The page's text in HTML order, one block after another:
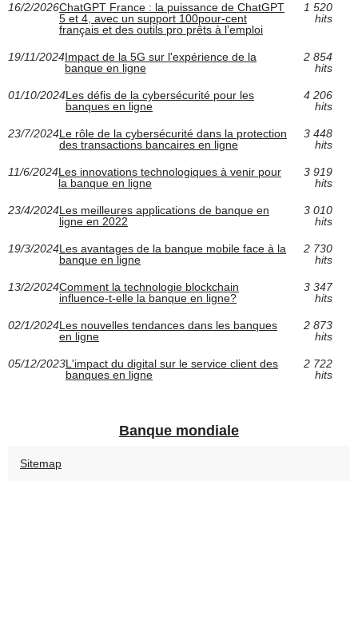
16/2/2026ChatGPT France : la puissance de ChatGPT
5 et 4, avec un support 100pour-cent
français et des outils pro prêts à l’emploi
1 520
hits
19/11/2024Impact de la 5G sur l'expérience de la
banque en ligne
2 854
hits
01/10/2024Les défis de la cybersécurité pour les
banques en ligne
4 206
hits
23/7/2024Le rôle de la cybersécurité dans la protection
des transactions bancaires en ligne
3 448
hits
11/6/2024Les innovations technologiques à venir pour
la banque en ligne
3 919
hits
23/4/2024Les meilleures applications de banque en
ligne en 2022
3 010
hits
19/3/2024Les avantages de la banque mobile face à la
banque en ligne
2 730
hits
13/2/2024Comment la technologie blockchain
influence-t-elle la banque en ligne?
3 347
hits
02/1/2024Les nouvelles tendances dans les banques
en ligne
2 873
hits
05/12/2023L'impact du digital sur le service client des
banques en ligne
2 722
hits
Banque mondiale
Sitemap